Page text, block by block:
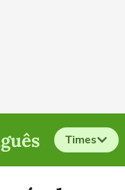
Times